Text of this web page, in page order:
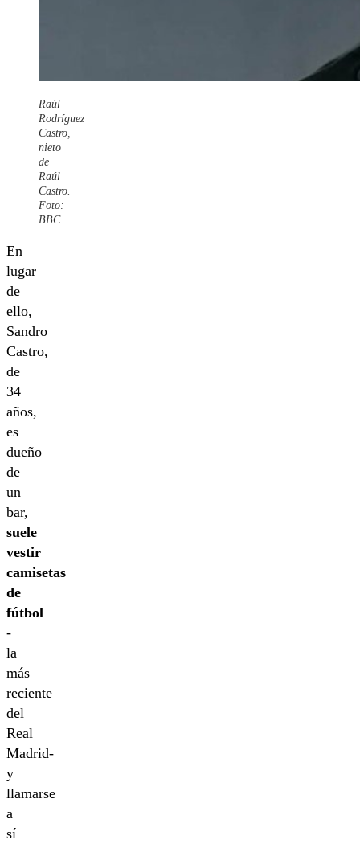
Raúl
Rodríguez
Castro,
nieto
de
Raúl
Castro.
Foto:
BBC.
En
lugar
de
ello,
Sandro
Castro,
de
34
años,
es
dueño
de
un
bar,
suele
vestir
camisetas
de
fútbol
-
la
más
reciente
del
Real
Madrid-
y
llamarse
a
sí